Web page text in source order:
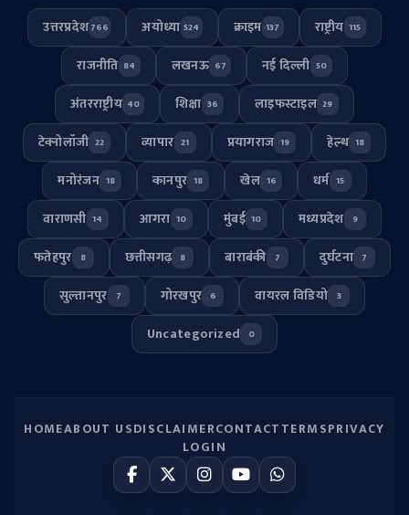
उत्तरप्रदेश766 अयोध्या 524 क्राइम 137 राष्ट्रीय 115
राजनीति 84 लखनऊ 67 नई दिल्ली 50
अंतरराष्ट्रीय 40 शिक्षा 36 लाइफस्टाइल 29
टेक्नोलॉजी 22 व्यापार 21 प्रयागराज 19 हेल्थ 18
मनोरंजन 18 कानपुर 18 खेल 16 धर्म 15
वाराणसी 14 आगरा 10 मुंबई 10 मध्यप्रदेश 9
फतेहपुर 8 छत्तीसगढ़ 8 बाराबंकी 7 दुर्घटना 7
सुल्तानपुर 7 गोरखपुर 6 वायरल विडियो 3
Uncategorized 0
HOMEABOUT USDISCLAIMERCONTACTTERMSPRIVACY
LOGIN